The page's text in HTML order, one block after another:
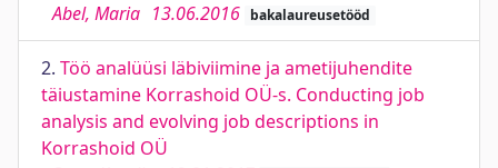
Abel, Maria 13.06.2016 bakalaureusetööd
2. Töö analüüsi läbiviimine ja ametijuhendite
täiustamine Korrashoid OÜ-s. Conducting job
analysis and evolving job descriptions in
Korrashoid OÜ